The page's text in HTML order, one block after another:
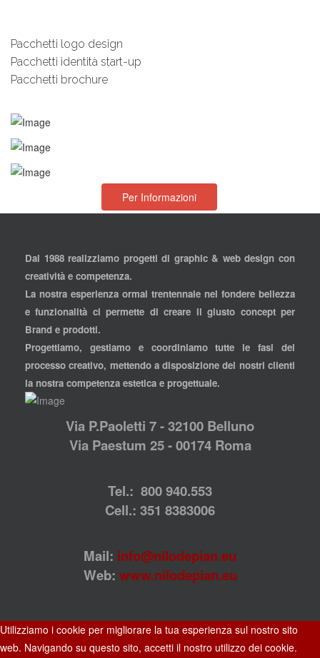
Pacchetti logo design
Pacchetti identità start-up
Pacchetti brochure
Per Informazioni
Dal 1988 realizziamo progetti di graphic & web design con
creatività e competenza.
La nostra esperienza ormai trentennale nel fondere bellezza
e funzionalità ci permette di creare il giusto concept per
Brand e prodotti.
Progettiamo, gestiamo e coordiniamo tutte le fasi del
processo creativo, mettendo a disposizione dei nostri clienti
la nostra competenza estetica e progettuale.
Via P.Paoletti 7 - 32100 Belluno
Via Paestum 25 - 00174 Roma
Tel.: 800 940.553
Cell.: 351 8383006
Mail: info@nilodepian.eu
Web: www.nilodepian.eu
Utilizziamo i cookie per migliorare la tua esperienza sul nostro sito
web. Navigando su questo sito, accetti il nostro utilizzo dei cookie.